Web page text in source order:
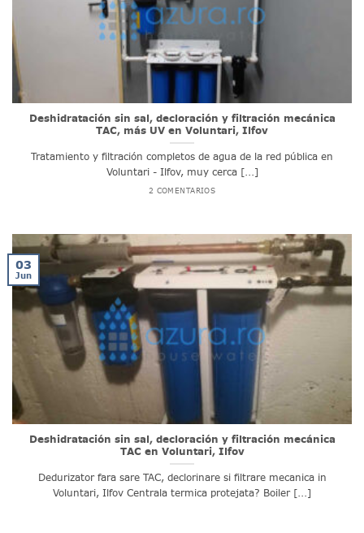
Deshidratación sin sal, decloración y filtración mecánica
TAC, más UV en Voluntari, Ilfov
Tratamiento y filtración completos de agua de la red pública en
Voluntari - Ilfov, muy cerca [...]
2 COMENTARIOS
Deshidratación sin sal, decloración y filtración mecánica
TAC en Voluntari, Ilfov
Dedurizator fara sare TAC, declorinare si filtrare mecanica in
Voluntari, Ilfov Centrala termica protejata? Boiler [...]
03
Jun